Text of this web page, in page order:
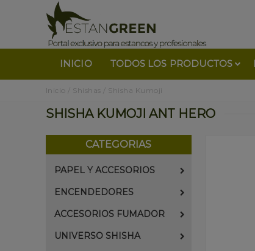
INICIO TODOS LOS PRODUCTOS
Inicio Shishas Shisha Kumoji
SHISHA KUMOJI ANT HERO
CATEGORIAS
PAPEL Y ACCESORIOS
ENCENDEDORES
ACCESORIOS FUMADOR
UNIVERSO SHISHA